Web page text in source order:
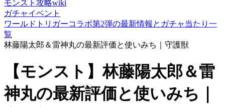
モンスト攻略wiki
ガチャイベント
ワールドトリガーコラボ第2弾の最新情報とガチャ当たり一
覧
林藤陽太郎＆雷神丸の最新評価と使いみち｜守護獣
【モンスト】林藤陽太郎＆雷
神丸の最新評価と使いみち｜